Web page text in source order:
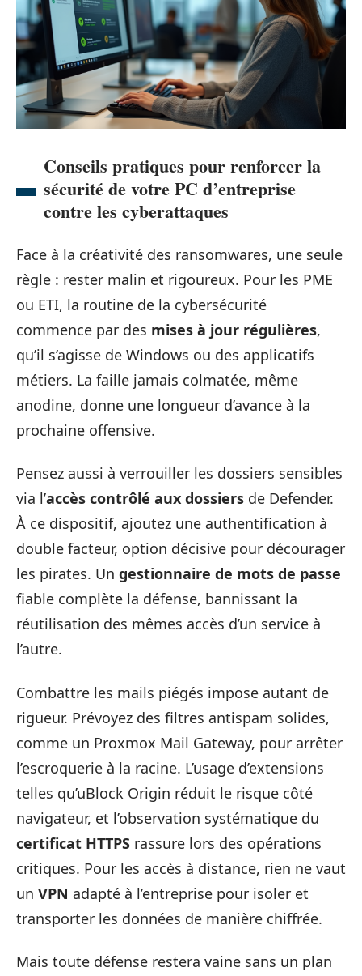
Conseils pratiques pour renforcer la
sécurité de votre PC d’entreprise
contre les cyberattaques
Face à la créativité des ransomwares, une seule
règle : rester malin et rigoureux. Pour les PME
ou ETI, la routine de la cybersécurité
commence par des mises à jour régulières,
qu’il s’agisse de Windows ou des applicatifs
métiers. La faille jamais colmatée, même
anodine, donne une longueur d’avance à la
prochaine offensive.
Pensez aussi à verrouiller les dossiers sensibles
via l’accès contrôlé aux dossiers de Defender.
À ce dispositif, ajoutez une authentification à
double facteur, option décisive pour décourager
les pirates. Un gestionnaire de mots de passe
fiable complète la défense, bannissant la
réutilisation des mêmes accès d’un service à
l’autre.
Combattre les mails piégés impose autant de
rigueur. Prévoyez des filtres antispam solides,
comme un Proxmox Mail Gateway, pour arrêter
l’escroquerie à la racine. L’usage d’extensions
telles qu’uBlock Origin réduit le risque côté
navigateur, et l’observation systématique du
certificat HTTPS rassure lors des opérations
critiques. Pour les accès à distance, rien ne vaut
un VPN adapté à l’entreprise pour isoler et
transporter les données de manière chiffrée.
Mais toute défense restera vaine sans un plan